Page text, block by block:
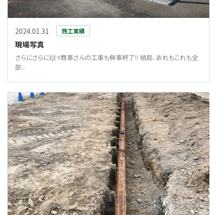
2024.01.31 施工実績
現場写真
さらにさらに🙌 Y商事さんの工事も無事終了‼️ 結局、あれもこれも全
部...